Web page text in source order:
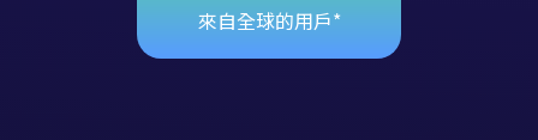
來自全球的用戶*